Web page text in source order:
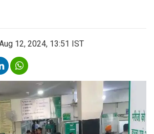
12, 2024, 13:51 IST